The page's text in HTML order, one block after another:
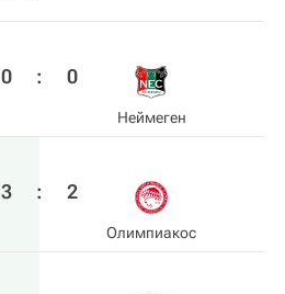
0 : 0
Неймеген
3 : 2
Олимпиакос